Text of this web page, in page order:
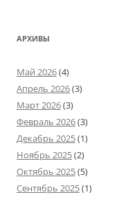
АРХИВЫ
Май 2026(4)
Апрель 2026(3)
Март 2026(3)
Февраль 2026(3)
Декабрь 2025(1)
Ноябрь 2025(2)
Октябрь 2025(5)
Сентябрь 2025(1)